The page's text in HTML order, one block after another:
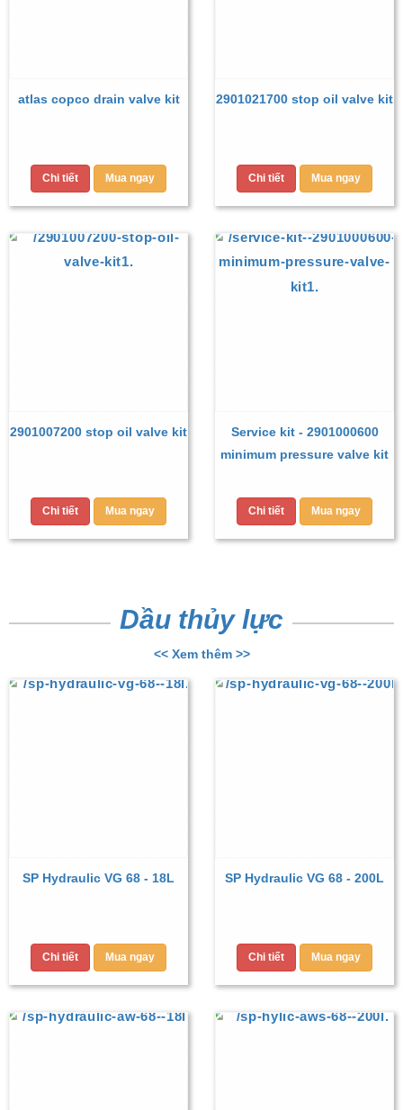
atlas copco drain valve kit
Chi tiết Mua ngay
2901021700 stop oil valve kit
Chi tiết Mua ngay
2901007200 stop oil valve kit
Chi tiết Mua ngay
Service kit - 2901000600
minimum pressure valve kit
Chi tiết Mua ngay
Dầu thủy lực
<< Xem thêm >>
SP Hydraulic VG 68 - 18L
Chi tiết Mua ngay
SP Hydraulic VG 68 - 200L
Chi tiết Mua ngay